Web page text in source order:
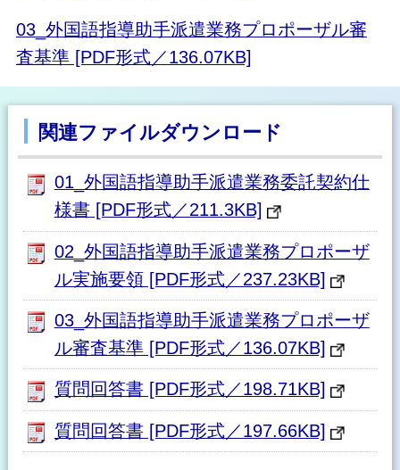
03_外国語指導助手派遣業務プロポーザル審
査基準 [PDF形式／136.07KB]
関連ファイルダウンロード
01_外国語指導助手派遣業務委託契約仕
様書 [PDF形式／211.3KB]
02_外国語指導助手派遣業務プロポーザ
ル実施要領 [PDF形式／237.23KB]
03_外国語指導助手派遣業務プロポーザ
ル審査基準 [PDF形式／136.07KB]
質問回答書 [PDF形式／198.71KB]
質問回答書 [PDF形式／197.66KB]